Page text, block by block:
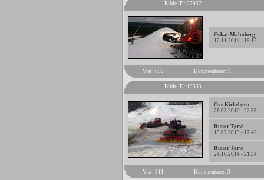
Bilde ID: 27937
Oskar Malmberg
12.11.2014 - 19.12
Vist: 658 Kommentarer: 1
Bilde ID: 19333
Ove Kirkebøen
28.03.2010 - 22.59
Runar Tørvi
19.03.2013 - 17.43
Runar Tørvi
24.10.2014 - 21.34
Vist: 811 Kommentarer: 3